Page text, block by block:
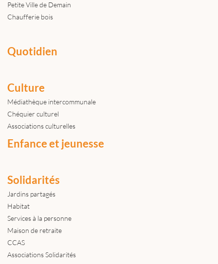
Petite Ville de Demain
Chaufferie bois
Quotidien
Culture
Médiathèque intercommunale
Chéquier culturel
Associations culturelles
Enfance et jeunesse
Solidarités
Jardins partagés
Habitat
Services à la personne
Maison de retraite
CCAS
Associations Solidarités